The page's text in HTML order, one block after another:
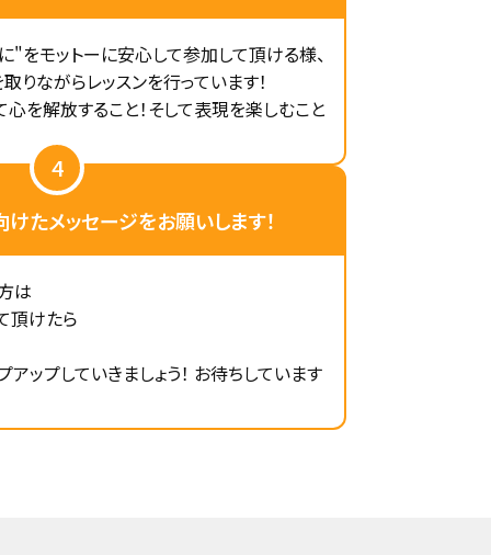
"をモットーに安心して参加して頂ける様、
りながらレッスンを行っています！
を解放すること！そして表現を楽しむこと
4
たメッセージをお願いします！
は
頂けたら
ップしていきましょう！ お待ちしています